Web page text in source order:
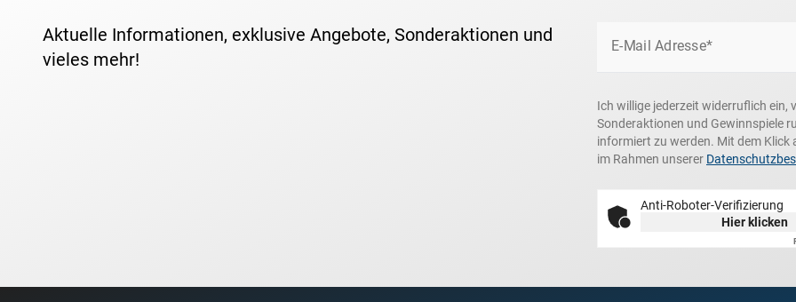
Aktuelle Informationen, exklusive Angebote, Sonderaktionen und
vieles mehr!
E-Mail Adresse*
Ich willige jederzeit widerruflich
Sonderaktionen und Gewinnspiele
informiert zu werden. Mit dem Klick
im Rahmen unserer
Anti-Roboter-Verifizierung
Hier klicken